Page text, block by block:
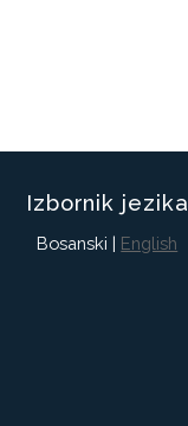
Izbornik jezika
Bosanski | English